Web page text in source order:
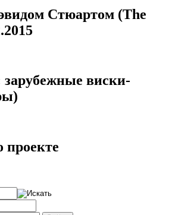
Стюартом (The
зарубежные виски-